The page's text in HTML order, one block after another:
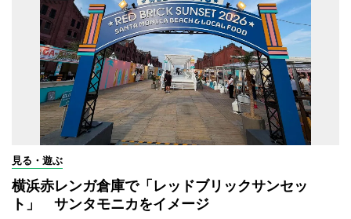
見る・遊ぶ
横浜赤レンガ倉庫で「レッドブリックサンセッ
ト」 サンタモニカをイメージ